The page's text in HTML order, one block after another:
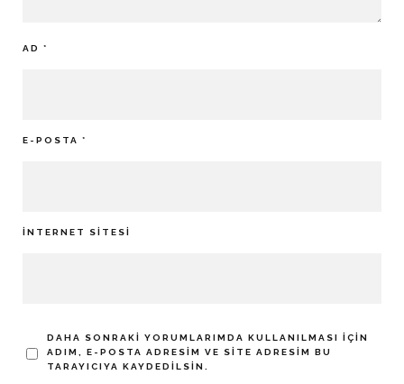
AD *
E-POSTA *
İNTERNET SITESI
DAHA SONRAKI YORUMLARIMDA KULLANILMASI IÇIN
ADIM, E-POSTA ADRESIM VE SITE ADRESIM BU
TARAYICIYA KAYDEDILSIN.